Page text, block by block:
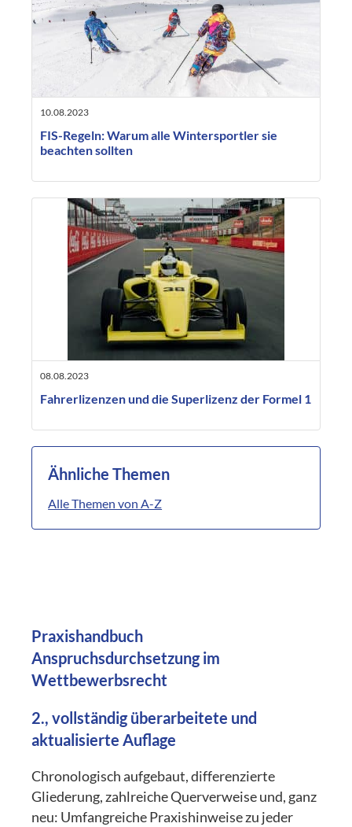
10.08.2023
FIS-Regeln: Warum alle Wintersportler sie
beachten sollten
08.08.2023
Fahrerlizenzen und die Superlizenz der Formel 1
Ähnliche Themen
Alle Themen von A-Z
Praxishandbuch
Anspruchsdurchsetzung im
Wettbewerbsrecht
2., vollständig überarbeitete und
aktualisierte Auflage
Chronologisch aufgebaut, differenzierte
Gliederung, zahlreiche Querverweise und, ganz
neu: Umfangreiche Praxishinweise zu jeder